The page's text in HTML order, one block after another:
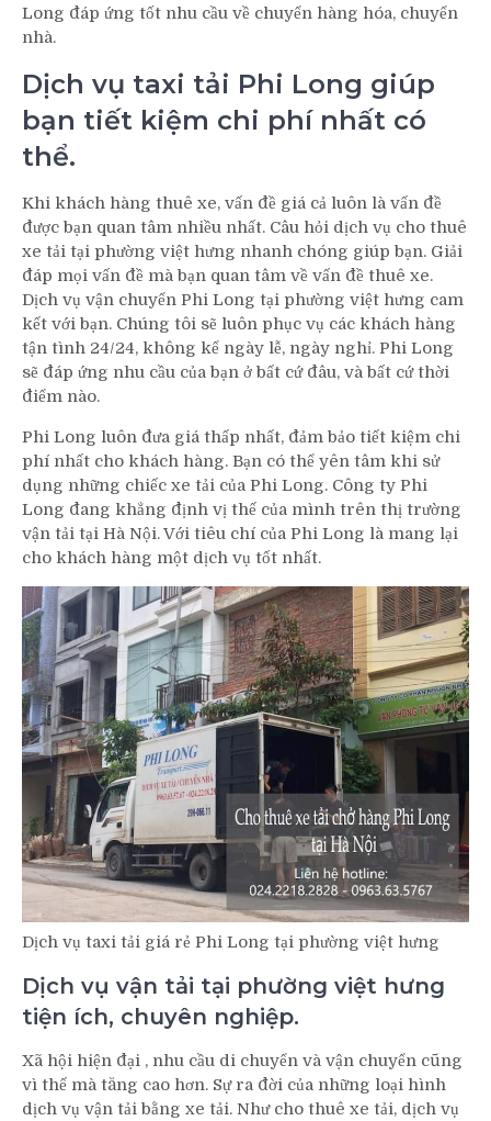
Long đáp ứng tốt nhu cầu về chuyển hàng hóa, chuyển
nhà.
Dịch vụ taxi tải Phi Long giúp
bạn tiết kiệm chi phí nhất có
thể.
Khi khách hàng thuê xe, vấn đề giá cả luôn là vấn đề
được bạn quan tâm nhiều nhất. Câu hỏi dịch vụ cho thuê
xe tải tại phường việt hưng nhanh chóng giúp bạn. Giải
đáp mọi vấn đề mà bạn quan tâm về vấn đề thuê xe.
Dịch vụ vận chuyển Phi Long tại phường việt hưng cam
kết với bạn. Chúng tôi sẽ luôn phục vụ các khách hàng
tận tình 24/24, không kể ngày lễ, ngày nghỉ. Phi Long
sẽ đáp ứng nhu cầu của bạn ở bất cứ đâu, và bất cứ thời
điểm nào.
Phi Long luôn đưa giá thấp nhất, đảm bảo tiết kiệm chi
phí nhất cho khách hàng. Bạn có thể yên tâm khi sử
dụng những chiếc xe tải của Phi Long. Công ty Phi
Long đang khẳng định vị thế của mình trên thị trường
vận tải tại Hà Nội. Với tiêu chí của Phi Long là mang lại
cho khách hàng một dịch vụ tốt nhất.
Dịch vụ taxi tải giá rẻ Phi Long tại phường việt hưng
Dịch vụ vận tải tại phường việt hưng
tiện ích, chuyên nghiệp.
Xã hội hiện đại , nhu cầu di chuyển và vận chuyển cũng
vì thế mà tăng cao hơn. Sự ra đời của những loại hình
dịch vụ vận tải bằng xe tải. Như cho thuê xe tải, dịch vụ